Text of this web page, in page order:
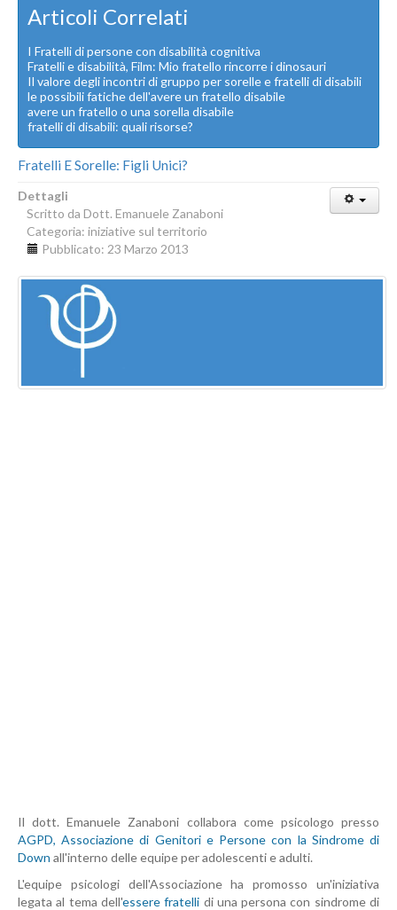
Articoli Correlati
I Fratelli di persone con disabilità cognitiva
Fratelli e disabilità, Film: Mio fratello rincorre i dinosauri
Il valore degli incontri di gruppo per sorelle e fratelli di disabili
le possibili fatiche dell'avere un fratello disabile
avere un fratello o una sorella disabile
fratelli di disabili: quali risorse?
Fratelli E Sorelle: Figli Unici?
Dettagli
Scritto da Dott. Emanuele Zanaboni
Categoria: iniziative sul territorio
Pubblicato: 23 Marzo 2013
Il dott. Emanuele Zanaboni collabora come psicologo presso
AGPD, Associazione di Genitori e Persone con la Sindrome di
Down all'interno delle equipe per adolescenti e adulti.
L'equipe psicologi dell'Associazione ha promosso un'iniziativa
legata al tema dell'essere fratelli di una persona con sindrome di